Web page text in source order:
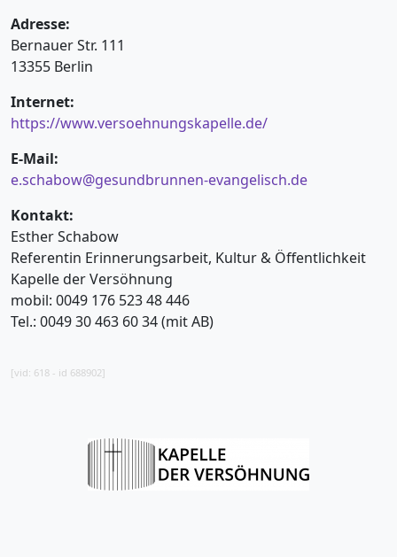
Adresse:
Bernauer Str. 111
13355 Berlin
Internet:
https://www.versoehnungskapelle.de/
E-Mail:
e.schabow@gesundbrunnen-evangelisch.de
Kontakt:
Esther Schabow
Referentin Erinnerungsarbeit, Kultur & Öffentlichkeit
Kapelle der Versöhnung
mobil: 0049 176 523 48 446
Tel.: 0049 30 463 60 34 (mit AB)
[vid: 618 - id 688902]